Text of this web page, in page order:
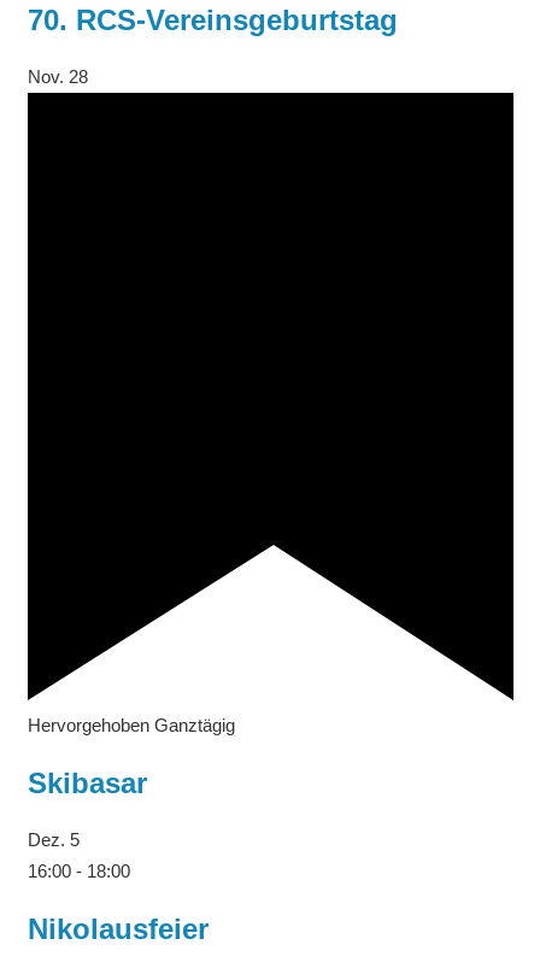
70. RCS-Vereinsgeburtstag
Nov. 28
Hervorgehoben Ganztägig
Skibasar
Dez. 5
16:00- 18:00
Nikolausfeier